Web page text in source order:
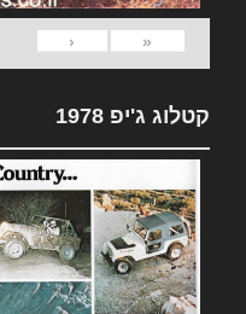
«
‹
קטלוג ג'יפ 1978